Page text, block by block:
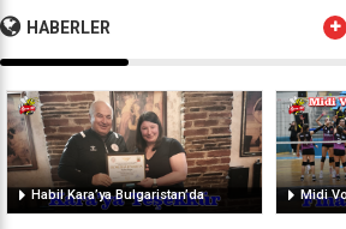
Federasyonu Başkanı,
Şampiyonu, olimpiyat ikincisi
HABERLER
Habil Kara’ya Bulgaristan’da Midi